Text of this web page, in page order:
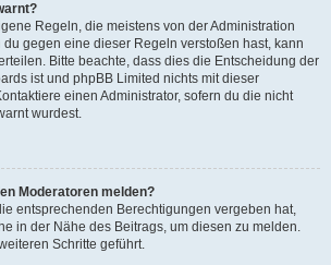
Regeln, die meistens von der Administration
gegen eine dieser Regeln verstoßen hast, kann
Bitte beachte, dass dies die Entscheidung der
ist und phpBB Limited nichts mit dieser
einen Administrator, sofern du die nicht
wurdest.
Moderatoren melden?
entsprechenden Berechtigungen vergeben hat,
in der Nähe des Beitrags, um diesen zu melden.
Schritte geführt.